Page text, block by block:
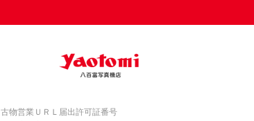
古物営業ＵＲＬ届出許可証番号